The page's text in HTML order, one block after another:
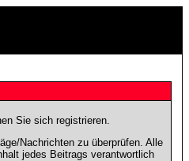
Sie sich registrieren.
Nachrichten zu überprüfen. Alle
jedes Beitrags verantwortlich